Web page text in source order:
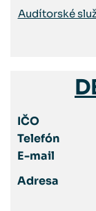
Audítorské
IČO
Telefón
E-mail
Adresa